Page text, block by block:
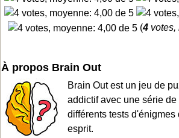
(4
À propos Brain Out
Brain Out est un jeu de
addictif avec une série
différents tests d'énigmes
esprit.